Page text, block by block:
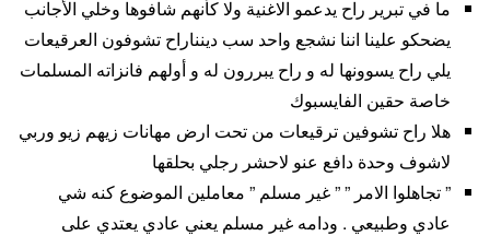
‏‎ما في تبرير راح يدعمو الاغنية ولا كأنهم شافوها وخلي الأجانب
يضحكو علينا اننا نشجع واحد سب دينناراح تشوفون العرقيعات
يلي راح يسوونها له و راح يبررون له و أولهم فانزاته المسلمات
خاصة حقين الفايسبوك
هلا راح تشوفين ترقيعات من تحت ارض مهانات زيهم زيو وربي
لاشوف وحدة دافع عنو لاحشر رجلي بحلقها
‏” تجاهلوا الامر ” ” غير مسلم ” معاملين الموضوع كنه شي
عادي وطبيعي . ودامه غير مسلم يعني عادي يعتدي على